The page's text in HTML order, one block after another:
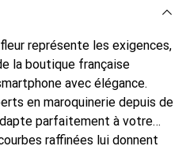
représente les exigences,
la boutique française
avec élégance.
en maroquinerie depuis de
parfaitement à votre
raffinées lui donnent